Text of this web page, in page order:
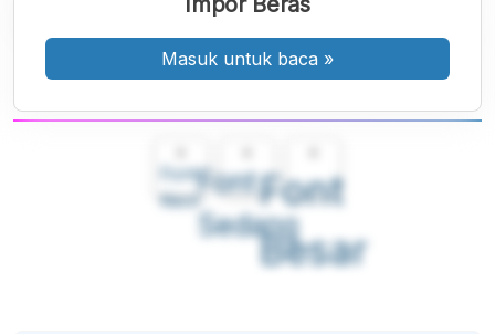
Font
Kecil
Font
Sedang
Font
Besar
Masuk untuk baca »